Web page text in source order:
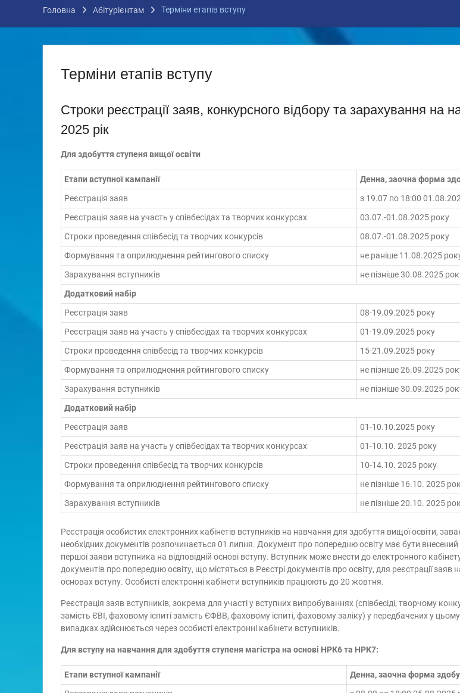
Головна Абітурієнтам Терміни етапів вступу
Терміни етапів вступу
Строки реєстрації заяв, конкурсного відбору та зарахування на
2025 рік
Для здобуття ступеня вищої освіти
Етапи вступної кампанії
Денна, заочна форма
Реєстрація заяв
з 19.07 по 18:00
Реєстрація заяв на участь у співбесідах та творчих конкурсах
03.07.-01.08.2025 року
Строки проведення співбесід та творчих конкурсів
08.07.-01.08.2025 року
Формування та оприлюднення рейтингового списку
не раніше 11.08.2025
Зарахування вступників
не пізніше 30.08.2025
Додатковий набір
Реєстрація заяв
08-19.09.2025 року
Реєстрація заяв на участь у співбесідах та творчих конкурсах
01-19.09.2025 року
Строки проведення співбесід та творчих конкурсів
15-21.09.2025 року
Формування та оприлюднення рейтингового списку
не пізніше 26.09.2025
Зарахування вступників
не пізніше 30.09.2025
Додатковий набір
Реєстрація заяв
01-10.10.2025 року
Реєстрація заяв на участь у співбесідах та творчих конкурсах
01-10.10. 2025 року
Строки проведення співбесід та творчих конкурсів
10-14.10. 2025 року
Формування та оприлюднення рейтингового списку
не пізніше 16.10. 2025
Зарахування вступників
не пізніше 20.10. 2025
Реєстрація особистих електронних кабінетів вступників на навчання для здобуття вищої освіти,
необхідних документів розпочинається 01 липня. Документ про попередню освіту має бути внесений
першої заяви вступника на відповідній основі вступу. Вступник може внести до електронного
документів про попередню освіту, що містяться в Реєстрі документів про освіту, для реєстрації заяв
основах вступу. Особисті електронні кабінети вступників працюють до 20 жовтня.
Реєстрація заяв вступників, зокрема для участі у вступних випробуваннях (співбесіді, творчому
замість ЄВІ, фаховому іспиті замість ЄФВВ, фаховому іспиті, фаховому заліку) у передбачених у цьому
випадках здійснюється через особисті електронні кабінети вступників.
Для вступу на навчання для здобуття ступеня магістра на основі НРК6 та НРК7:
Етапи вступної кампанії
Денна, заочна форма